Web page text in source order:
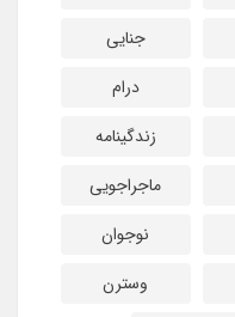
جنایی
درام
زندگینامه
ماجراجویی
نوجوان
وسترن